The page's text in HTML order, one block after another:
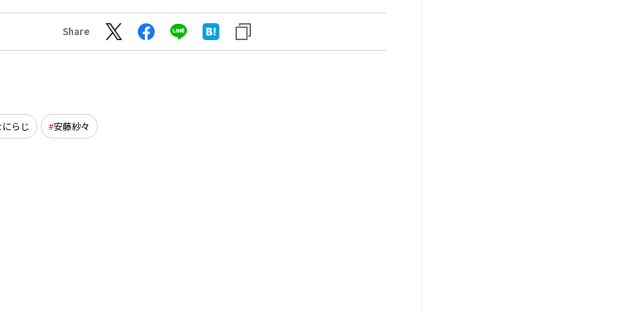
Share
らじ 安藤紗々